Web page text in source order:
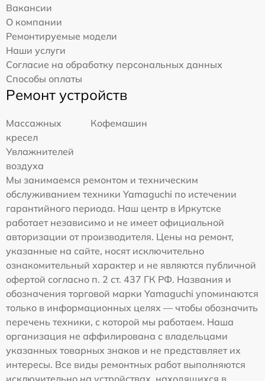
Вакансии
О компании
Ремонтируемые модели
Наши услуги
Согласие на обработку персональных данных
Способы оплаты
Ремонт устройств
Массажных
кресел
Кофемашин
Увлажнителей
воздуха
Мы занимаемся ремонтом и техническим
обслуживанием техники Yamaguchi по истечении
гарантийного периода. Наш центр в Иркутске
работает независимо и не имеет официальной
авторизации от производителя. Цены на ремонт,
указанные на сайте, носят исключительно
ознакомительный характер и не являются публичной
офертой согласно п. 2 ст. 437 ГК РФ. Названия и
обозначения торговой марки Yamaguchi упоминаются
только в информационных целях — чтобы обозначить
перечень техники, с которой мы работаем. Наша
организация не аффилирована с владельцами
указанных товарных знаков и не представляет их
интересы. Все виды ремонтных работ выполняются
исключительно на устройствах, находящихся в